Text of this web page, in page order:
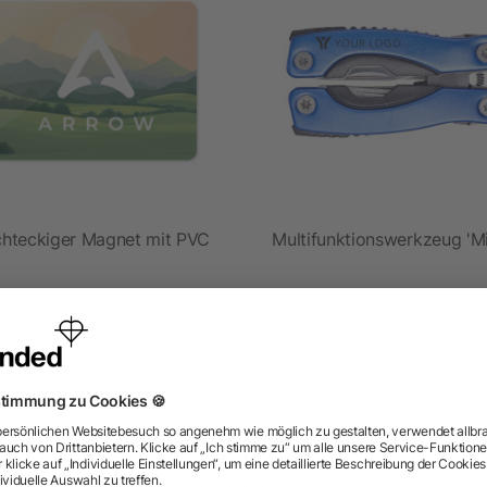
Magnet mit PVC
ab 0,22 €
Multifunktionswerkzeug
Wir haben die Antworten.